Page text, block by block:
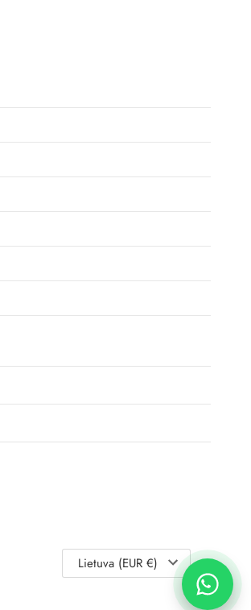
Lietuva (EUR €)